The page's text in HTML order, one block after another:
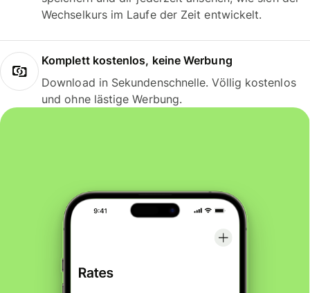
Wechselkurs im Laufe der Zeit entwickelt.
Komplett kostenlos, keine Werbung
Download in Sekundenschnelle. Völlig kostenlos
und ohne lästige Werbung.